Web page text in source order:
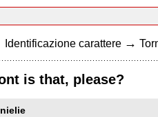
Identificazione carattere →
is that, please?
nielie